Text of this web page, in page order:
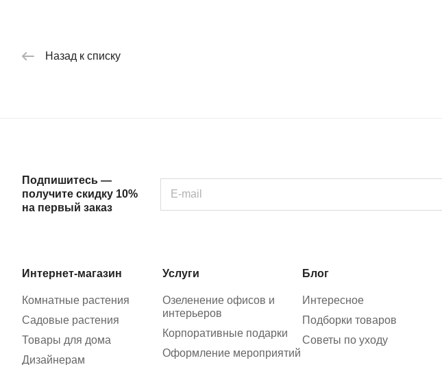
Назад к списку
Подпишитесь —
получите скидку 10%
на первый заказ
Интернет-магазин
Комнатные растения
Садовые растения
Товары для дома
Дизайнерам
Услуги
Озеленение офисов и
интерьеров
Корпоративные подарки
Оформление мероприятий
Блог
Интересное
Подборки товаров
Советы по уходу